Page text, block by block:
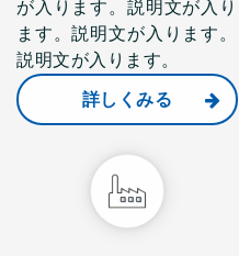
が入ります。説明文が入り
ます。説明文が入ります。
説明文が入ります。
詳しくみる